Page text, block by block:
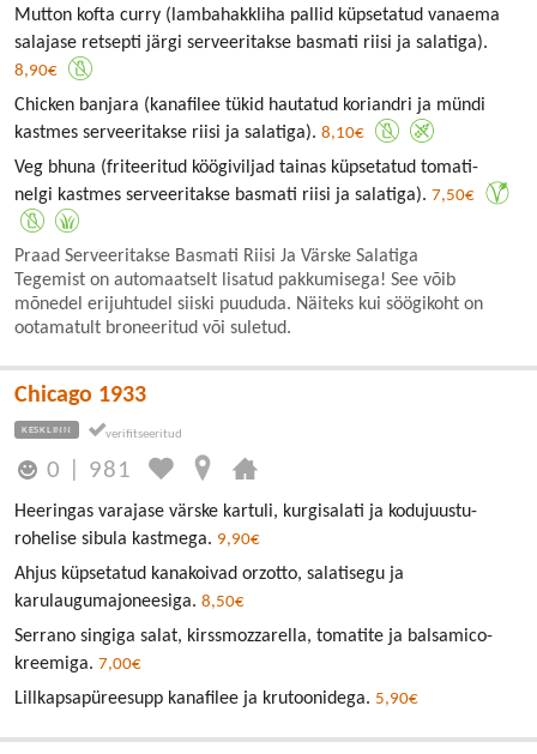
Mutton kofta curry (lambahakkliha pallid küpsetatud vanaema
salajase retsepti järgi serveeritakse basmati riisi ja salatiga).
8,90€
Chicken banjara (kanafilee tükid hautatud koriandri ja mündi
kastmes serveeritakse riisi ja salatiga). 8,10€
Veg bhuna (friteeritud köögiviljad tainas küpsetatud tomati-
nelgi kastmes serveeritakse basmati riisi ja salatiga). 7,50€
Praad Serveeritakse Basmati Riisi Ja Värske Salatiga
Tegemist on automaatselt lisatud pakkumisega! See võib
mõnedel erijuhtudel siiski puududa. Näiteks kui söögikoht on
ootamatult broneeritud või suletud.
Chicago 1933
KESKLINN
0 981
Heeringas varajase värske kartuli, kurgisalati ja kodujuustu-
rohelise sibula kastmega. 9,90€
Ahjus küpsetatud kanakoivad orzotto, salatisegu ja
karulaugumajoneesiga. 8,50€
Serrano singiga salat, kirssmozzarella, tomatite ja balsamico-
kreemiga. 7,00€
Lillkapsapüreesupp kanafilee ja krutoonidega. 5,90€